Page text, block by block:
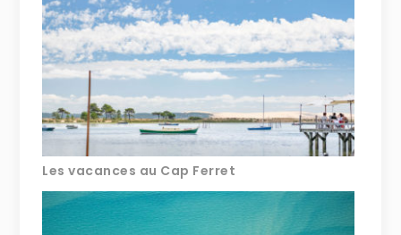
Les vacances au Cap Ferret